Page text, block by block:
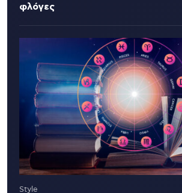
φλόγες
Style